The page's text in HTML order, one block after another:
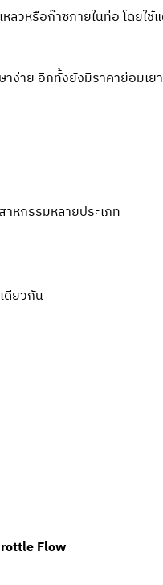
ลวหรือก๊าซภายในท่อ โด
ง่าย อีกทั้งยังมีราคาย่อมเ
าหกรรมหลายประเภท
ดียวกัน
Flow